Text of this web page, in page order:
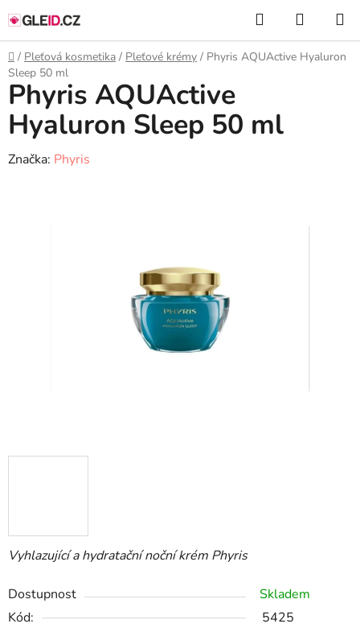
na
obsah
Hledat
KOŠÍK
Domů
/ Pleťová kosmetika / Pleťové krémy / Phyris AQUActive Hyaluron
Sleep 50 ml
Vyhlazující a hydratační noční krém Phyris
Dostupnost
Skladem
Kód:
5425
Phyris AQUActive
Hyaluron Sleep 50 ml
Značka: Phyris